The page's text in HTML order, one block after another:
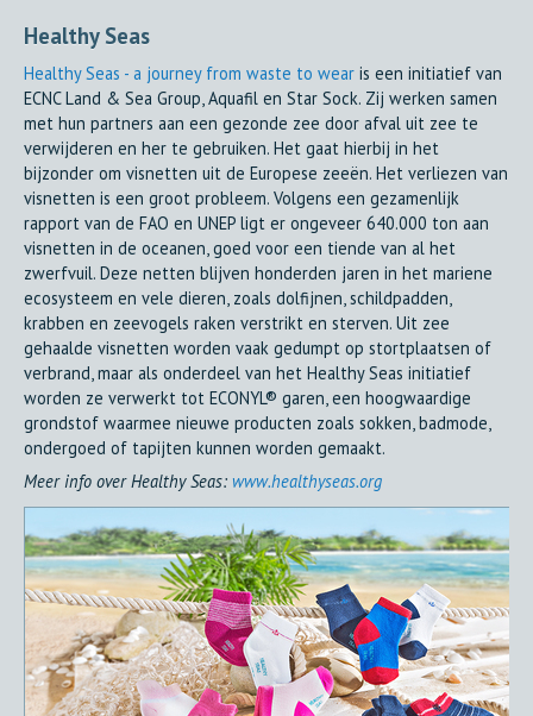
Healthy Seas
Healthy Seas - a journey from waste to wear is een initiatief van
ECNC Land & Sea Group, Aquafil en Star Sock. Zij werken samen
met hun partners aan een gezonde zee door afval uit zee te
verwijderen en her te gebruiken. Het gaat hierbij in het
bijzonder om visnetten uit de Europese zeeën. Het verliezen van
visnetten is een groot probleem. Volgens een gezamenlijk
rapport van de FAO en UNEP ligt er ongeveer 640.000 ton aan
visnetten in de oceanen, goed voor een tiende van al het
zwerfvuil. Deze netten blijven honderden jaren in het mariene
ecosysteem en vele dieren, zoals dolfijnen, schildpadden,
krabben en zeevogels raken verstrikt en sterven. Uit zee
gehaalde visnetten worden vaak gedumpt op stortplaatsen of
verbrand, maar als onderdeel van het Healthy Seas initiatief
worden ze verwerkt tot ECONYL® garen, een hoogwaardige
grondstof waarmee nieuwe producten zoals sokken, badmode,
ondergoed of tapijten kunnen worden gemaakt.
Meer info over Healthy Seas: www.healthyseas.org